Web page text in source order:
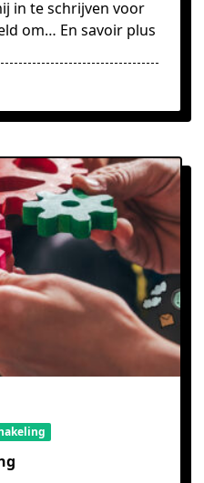
in te schrijven voor
om… En savoir plus